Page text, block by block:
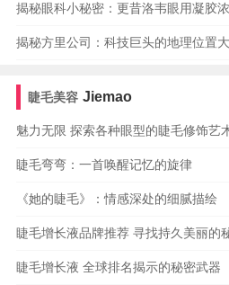
揭秘眼科小秘密：更昔洛韦眼用凝胶
揭秘方里公司：科技巨头的地理位置大
睫毛美容 Jiemao
魅力无限 探索各种眼型的睫毛修饰艺
睫毛弯弯：一首唤醒记忆的旋律
《她的睫毛》：情感深处的细腻描绘
睫毛增长液品牌推荐 寻找持久美丽的
睫毛增长液 全球排名揭示的秘密武器